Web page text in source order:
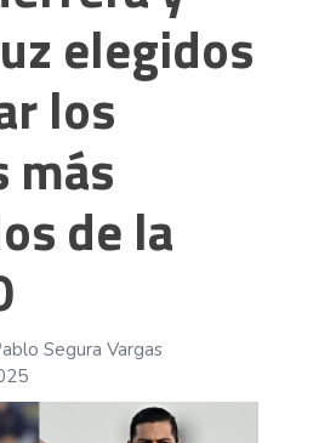
elegidos
los
más
de la
Segura Vargas